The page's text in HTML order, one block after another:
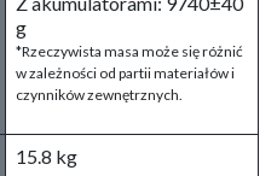
g
*Rzeczywista masa może się różnić
w zależności od partii materiałów i
czynników zewnętrznych.
15.8 kg